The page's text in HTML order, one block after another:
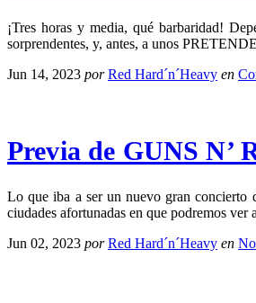
¡Tres horas y media, qué barbaridad!
sorprendentes, y, antes, a unos
Jun 14, 2023 por Red Hard´n´Heavy en
Previa de GUNS N’
Lo que iba a ser un nuevo gran concierto
ciudades afortunadas en que podremos ver
Jun 02, 2023 por Red Hard´n´Heavy en